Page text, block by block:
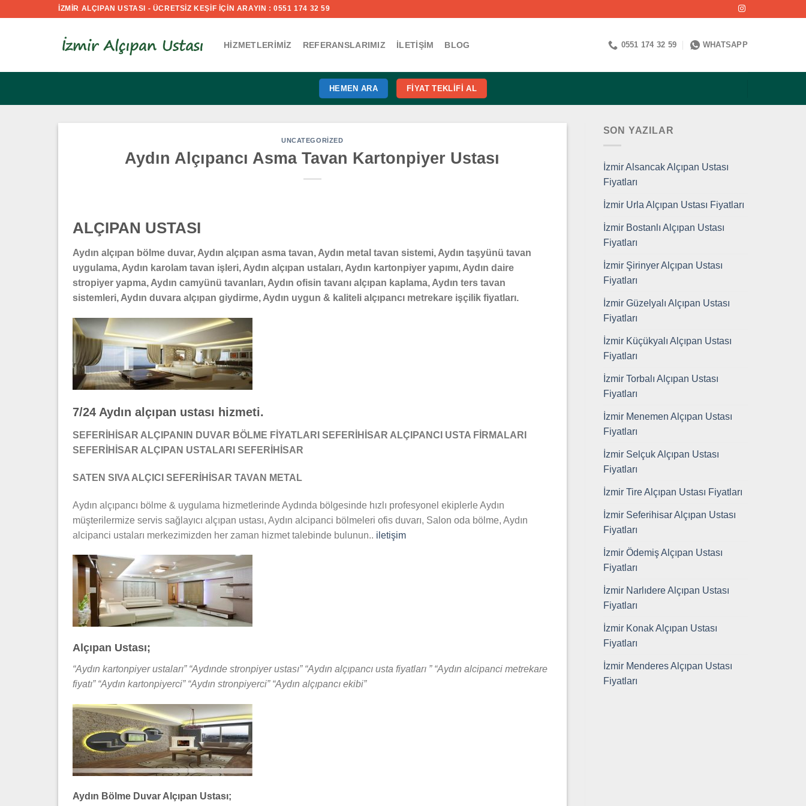
İZMİR ALÇIPAN USTASI - ÜCRETSİZ KEŞİF İÇİN ARAYIN : 0551 174 32 59
HIZMETLERIMIZ REFERANSLARIMIZ İLETIŞIM BLOG 0551 174 32 59 WHATSAPP
HEMEN ARA FIYAT TEKLIFI AL
UNCATEGORIZED
Aydın Alçıpancı Asma Tavan Kartonpiyer Ustası
ALÇIPAN USTASI
Aydın alçıpan bölme duvar, Aydın alçıpan asma tavan, Aydın metal tavan sistemi, Aydın taşyünü tavan
uygulama, Aydın karolam tavan işleri, Aydın alçıpan ustaları, Aydın kartonpiyer yapımı, Aydın daire
stropiyer yapma, Aydın camyünü tavanları, Aydın ofisin tavanı alçıpan kaplama, Aydın ters tavan
sistemleri, Aydın duvara alçıpan giydirme, Aydın uygun & kaliteli alçıpancı metrekare işçilik fiyatları.
7/24 Aydın alçıpan ustası hizmeti.
SEFERİHİSAR ALÇIPANIN DUVAR BÖLME FİYATLARI SEFERİHİSAR ALÇIPANCI USTA FİRMALARI
SEFERİHİSAR ALÇIPAN USTALARI SEFERİHİSAR
SATEN SIVA ALÇICI SEFERİHİSAR TAVAN METAL
Aydın alçıpancı bölme & uygulama hizmetlerinde Aydında bölgesinde hızlı profesyonel ekiplerle Aydın
müşterilermize servis sağlayıcı alçıpan ustası, Aydın alcipanci bölmeleri ofis duvarı, Salon oda bölme, Aydın
alcipanci ustaları merkezimizden her zaman hizmet talebinde bulunun.. iletişim
Alçıpan Ustası;
“Aydın kartonpiyer ustaları” “Aydınde stronpiyer ustası” “Aydın alçıpancı usta fiyatları ” “Aydın alcipanci metrekare
fiyatı” “Aydın kartonpiyerci” “Aydın stronpiyerci” “Aydın alçıpancı ekibi”
Aydın Bölme Duvar Alçıpan Ustası;
SON YAZILAR
İzmir Alsancak Alçıpan Ustası
Fiyatları
İzmir Urla Alçıpan Ustası Fiyatları
İzmir Bostanlı Alçıpan Ustası
Fiyatları
İzmir Şirinyer Alçıpan Ustası
Fiyatları
İzmir Güzelyalı Alçıpan Ustası
Fiyatları
İzmir Küçükyalı Alçıpan Ustası
Fiyatları
İzmir Torbalı Alçıpan Ustası
Fiyatları
İzmir Menemen Alçıpan Ustası
Fiyatları
İzmir Selçuk Alçıpan Ustası
Fiyatları
İzmir Tire Alçıpan Ustası Fiyatları
İzmir Seferihisar Alçıpan Ustası
Fiyatları
İzmir Ödemiş Alçıpan Ustası
Fiyatları
İzmir Narlıdere Alçıpan Ustası
Fiyatları
İzmir Konak Alçıpan Ustası
Fiyatları
İzmir Menderes Alçıpan Ustası
Fiyatları